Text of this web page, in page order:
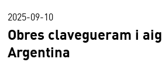
2025-09-10
Obres clavegueram i
Argentina